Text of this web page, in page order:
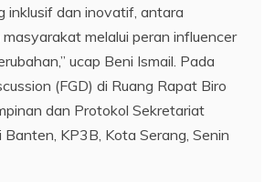
inklusif dan inovatif, antara
melalui peran influencer
ucap Beni Ismail. Pada
(FGD) di Ruang Rapat Biro
dan Protokol Sekretariat
KP3B, Kota Serang, Senin